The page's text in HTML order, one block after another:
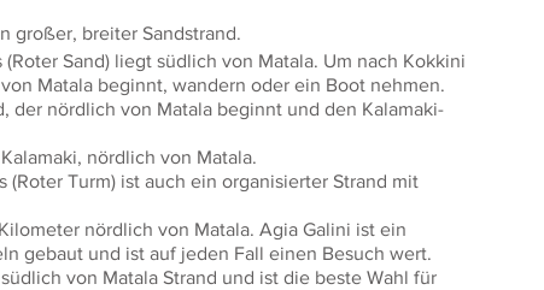
großer, breiter Sandstrand.
Sand) liegt südlich von Matala. Um nach Kokkini
Matala beginnt, wandern oder ein Boot nehmen.
der nördlich von Matala beginnt und den Kalamaki-
nördlich von Matala.
(Roter Turm) ist auch ein organisierter Strand mit
nördlich von Matala. Agia Galini ist ein
gebaut und ist auf jeden Fall einen Besuch wert.
von Matala Strand und ist die beste Wahl für